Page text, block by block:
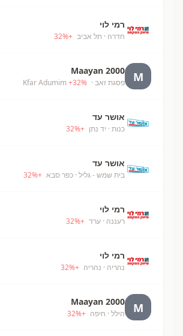
רמי לוי
חדרה · תל אביב +
32%
M
Maayan 2000
פסגת זאב · Kfar Adumim
+32%
אושר עד
כנות · יד נתן +
32%
אושר עד
בית שמש - גליל · כפר סבא +
32%
רמי לוי
רעננה · ערד +
32%
רמי לוי
נהריה · נהריה +
32%
M
Maayan 2000
הילל · חיפה +
32%